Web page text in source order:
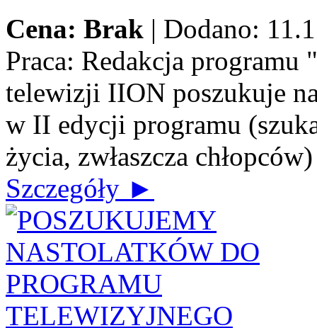
Cena: Brak | Dodano:
Praca: Redakcja programu
telewizji IION poszukuje
w II edycji programu
życia, zwłaszcza
Szczegóły ►